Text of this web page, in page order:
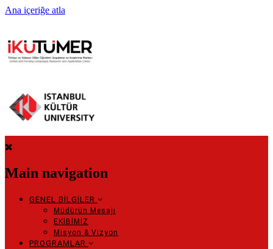
Ana içeriğe atla
Main navigation
GENEL BİLGİLER
Müdürün Mesajı
EKİBİMİZ
Misyon & Vizyon
PROGRAMLAR